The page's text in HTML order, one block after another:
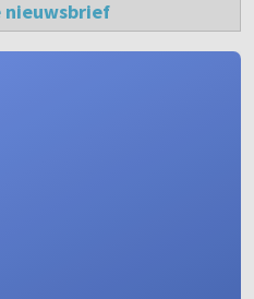
nieuwsbrief